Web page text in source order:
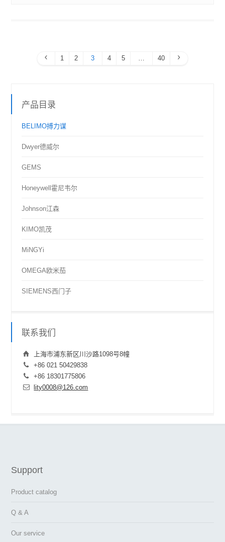
1 2 3 4 5 … 40
产品目录
BELIMO搏力谋
Dwyer德威尔
GEMS
Honeywell霍尼韦尔
Johnson江森
KIMO凯茂
MiNGYi
OMEGA欧米茄
SIEMENS西门子
联系我们
上海市浦东新区川沙路1098号8幢
+86 021 50429838
+86 18301775806
lity0008@126.com
Support
Product catalog
Q & A
Our service